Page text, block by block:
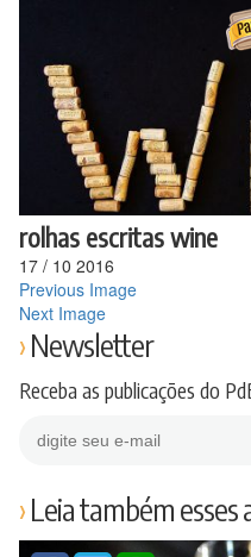
conteúdo
rolhas escritas wine
17 / 10 2016
Previous Image
Next Image
Newsletter
Receba as publicações do
Leia também esses